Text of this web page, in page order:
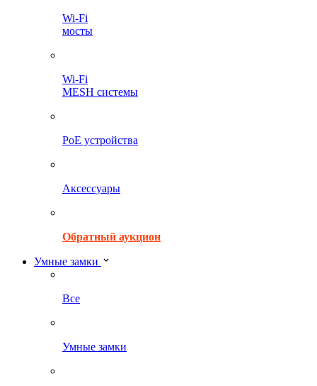
Wi-Fi
мосты
Wi-Fi
MESH системы
PoE устройства
Аксессуары
Обратный аукцион
Умные замки
Все
Умные замки